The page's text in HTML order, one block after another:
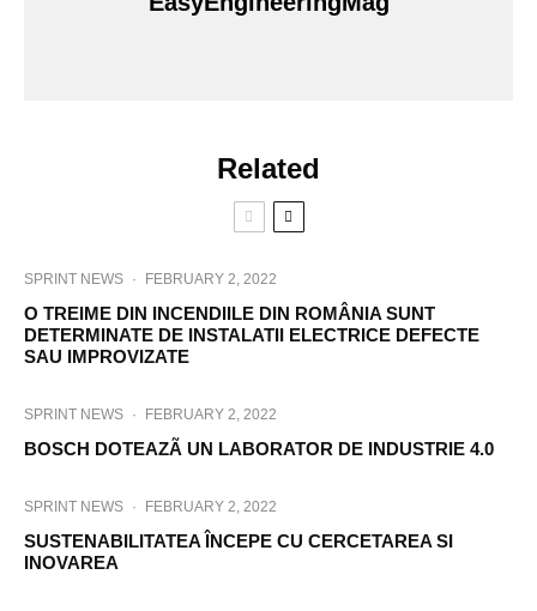
Related
SPRINT NEWS · FEBRUARY 2, 2022
O TREIME DIN INCENDIILE DIN ROMÂNIA SUNT
DETERMINATE DE INSTALATII ELECTRICE DEFECTE
SAU IMPROVIZATE
SPRINT NEWS · FEBRUARY 2, 2022
BOSCH DOTEAZÃ UN LABORATOR DE INDUSTRIE 4.0
SPRINT NEWS · FEBRUARY 2, 2022
SUSTENABILITATEA ÎNCEPE CU CERCETAREA SI
INOVAREA